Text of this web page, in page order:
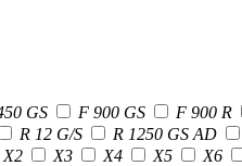
GS F 900 GS F 900 R
R 12 G/S
R 1250 GS AD
X2
X3 X4 X5 X6